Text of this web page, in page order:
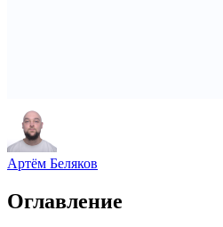
Артём Беляков
Оглавление